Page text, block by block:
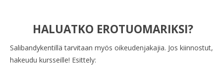
HALUATKO EROTUOMARIKSI?
Salibandykentillä tarvitaan myös oikeudenjakajia. Jos kiinnostut,
hakeudu kursseille! Esittely: